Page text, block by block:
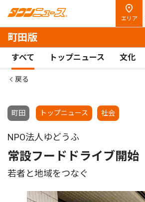
エリア
町田版
すべて トップニュース 文化
戻る
町田 トップニュース 社会
NPO法人ゆどうふ
常設フードドライブ開始
若者と地域をつなぐ